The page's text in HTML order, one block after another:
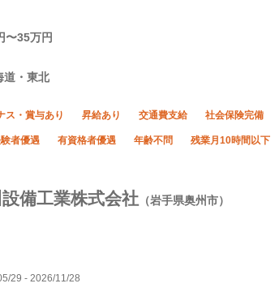
備工業株式会社 （岩手県奥州市）
〜35万円
道・東北
ス・賞与あり 昇給あり 交通費支給 社会保険完備
者優遇 有資格者優遇 年齢不問 残業月10時間以下
29 - 2026/11/28